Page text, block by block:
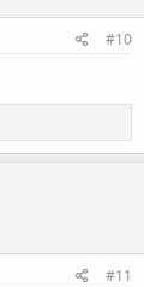
#10
#11